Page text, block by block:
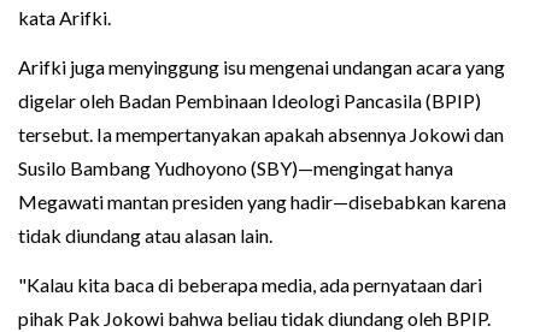
kata Arifki.
Arifki juga menyinggung isu mengenai undangan acara yang
digelar oleh Badan Pembinaan Ideologi Pancasila (BPIP)
tersebut. Ia mempertanyakan apakah absennya Jokowi dan
Susilo Bambang Yudhoyono (SBY)—mengingat hanya
Megawati mantan presiden yang hadir—disebabkan karena
tidak diundang atau alasan lain.
"Kalau kita baca di beberapa media, ada pernyataan dari
pihak Pak Jokowi bahwa beliau tidak diundang oleh BPIP.